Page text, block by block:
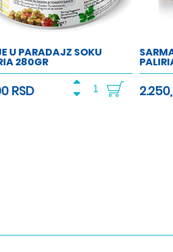
U PARADAJZ SOKU
280GR
RSD